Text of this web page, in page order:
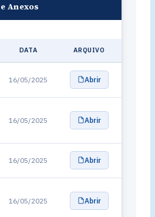
Anexos
DATA ARQUIVO
16/05/2025 Abrir
16/05/2025 Abrir
16/05/2025 Abrir
16/05/2025 Abrir